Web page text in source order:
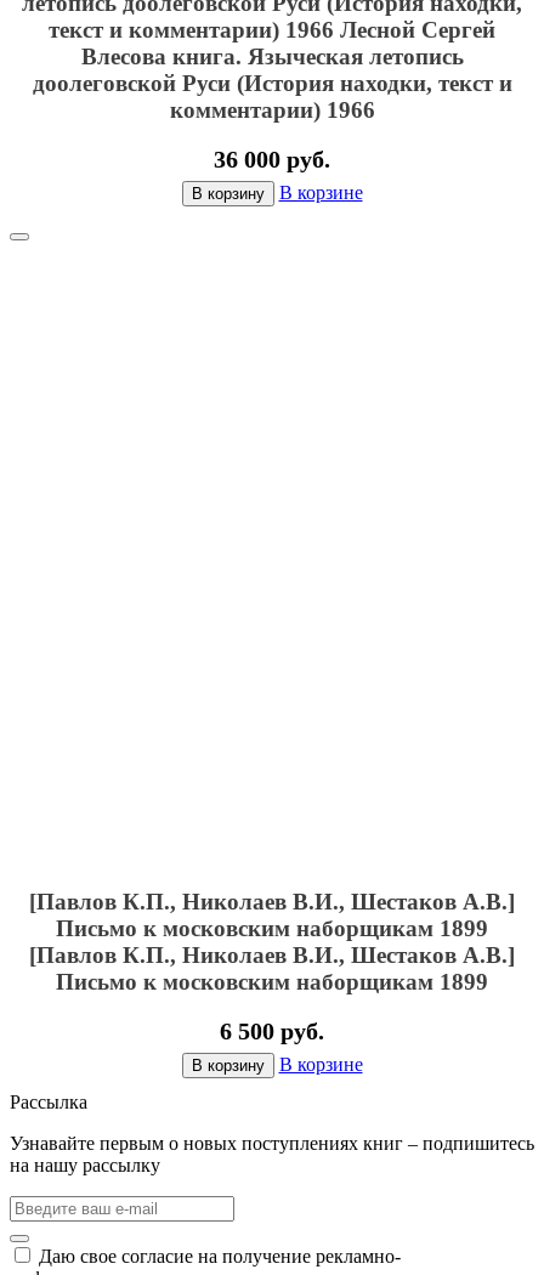
текст и комментарии) 1966 Лесной Сергей
Влесова книга. Языческая летопись
доолеговской Руси (История находки, текст и
комментарии) 1966
36 000 руб.
В корзину В корзине
[Павлов К.П., Николаев В.И., Шестаков А.В.]
Письмо к московским наборщикам 1899
[Павлов К.П., Николаев В.И., Шестаков А.В.]
Письмо к московским наборщикам 1899
6 500 руб.
В корзину
В корзине
Рассылка
Узнавайте первым о новых поступлениях книг – подпишитесь
на нашу рассылку
Даю свое согласие на получение рекламно-